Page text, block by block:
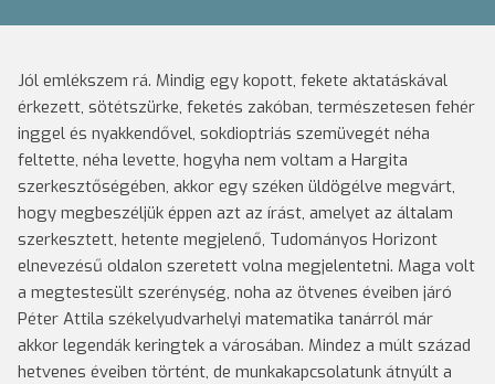
Jól emlékszem rá. Mindig egy kopott, fekete aktatáskával
érkezett, sötétszürke, feketés zakóban, természetesen fehér
inggel és nyakkendővel, sokdioptriás szemüvegét néha
feltette, néha levette, hogyha nem voltam a Hargita
szerkesztőségében, akkor egy széken üldögélve megvárt,
hogy megbeszéljük éppen azt az írást, amelyet az általam
szerkesztett, hetente megjelenő, Tudományos Horizont
elnevezésű oldalon szeretett volna megjelentetni. Maga volt
a megtestesült szerénység, noha az ötvenes éveiben járó
Péter Attila székelyudvarhelyi matematika tanárról már
akkor legendák keringtek a városában. Mindez a múlt század
hetvenes éveiben történt, de munkakapcsolatunk átnyúlt a